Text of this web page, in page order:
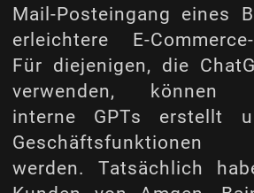
Mail-Posteingang eines
erleichtere E-Commerce-
Für diejenigen, die
verwenden, können
interne GPTs erstellt
Geschäftsfunktionen
werden. Tatsächlich